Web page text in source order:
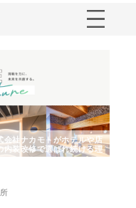
会社ナカモトがホテルや店
内装改修で選ばれ続ける理